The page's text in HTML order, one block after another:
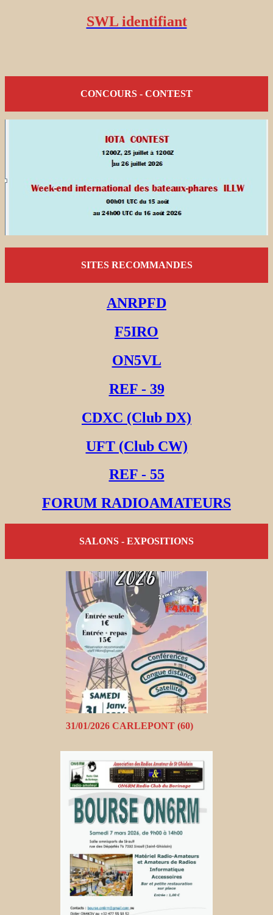
SWL identifiant
CONCOURS - CONTEST
SITES RECOMMANDES
ANRPFD
F5IRO
ON5VL
REF - 39
CDXC (Club DX)
UFT (Club CW)
REF - 55
FORUM RADIOAMATEURS
SALONS - EXPOSITIONS
31/01/2026 CARLEPONT (60)